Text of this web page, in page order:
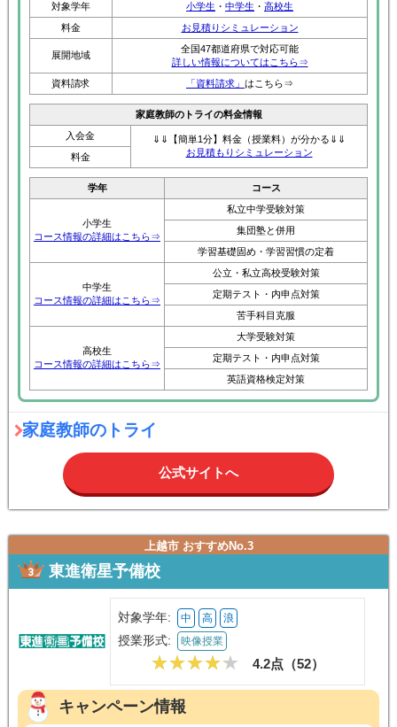
対象学年
小学生 ・ 中学生 ・ 高校生
料金
お見積りシミュレーション
展開地域
全国47都道府県で対応可能
詳しい情報についてはこちら⇒
資料請求
「資料請求」 はこちら⇒
家庭教師のトライの料金情報
入会金
⇓⇓【簡単1分】料金（授業料）が分かる⇓⇓
お見積もりシミュレーション
料金
学年 コース
小学生
コース情報の詳細はこちら⇒
私立中学受験対策
集団塾と併用
学習基礎固め・学習習慣の定着
中学生
コース情報の詳細はこちら⇒
公立・私立高校受験対策
定期テスト・内申点対策
苦手科目克服
高校生
コース情報の詳細はこちら⇒
大学受験対策
定期テスト・内申点対策
英語資格検定対策
家庭教師のトライ
公式サイトへ
上越市 おすすめNo.3
東進衛星予備校
対象学年: 中 高 浪
授業形式: 映像授業
4.2点（52）
キャンペーン情報